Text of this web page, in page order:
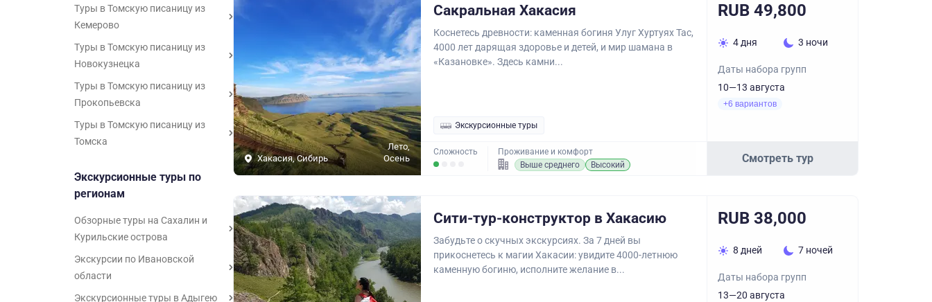
Туры в Томскую писаницу из
Кемерово
Туры в Томскую писаницу из
Новокузнецка
Туры в Томскую писаницу из
Прокопьевска
Туры в Томскую писаницу из
Томска
Экскурсионные туры по
регионам
Обзорные туры на Сахалин и
Курильские острова
Экскурсии по Ивановской
области
Экскурсионные туры в Адыгею
Хакасия, Сибирь
Лето,
Осень
Сакральная Хакасия
Коснетесь древности: каменная богиня Улуг Хуртуях Тас,
4000 лет дарящая здоровье и детей, и мир шамана в
«Казановке». Здесь камни...
Экскурсионные туры
Сложность
Проживание и комфорт
Выше среднего
Высокий
RUB 49,800
4 дня 3 ночи
Даты набора групп
10—13 августа
+6 вариантов
Смотреть тур
Сити-тур-конструктор в Хакасию
Забудьте о скучных экскурсиях. За 7 дней вы
прикоснетесь к магии Хакасии: увидите 4000-летнюю
каменную богиню, исполните желание в...
RUB 38,000
8 дней 7 ночей
Даты набора групп
13—20 августа